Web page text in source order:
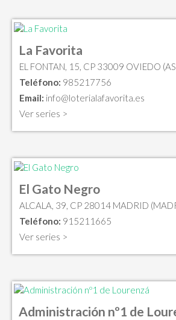
La Favorita
EL FONTAN, 15, CP 33009 OVIEDO
Teléfono: 985217756
Email: info@loterialafavorita.es
Ver series >
El Gato Negro
ALCALA, 39, CP 28014 MADRID
Teléfono: 915211665
Ver series >
Administración nº1 de